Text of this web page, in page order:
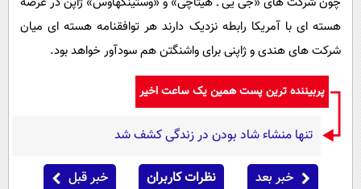
هسته ای با آمریکا رابطه نزدیک دارند هر توافقنامه هسته ای میان
شرکت های هندی و ژاپنی برای واشنگتن هم سودآور خواهد بود.
پربیننده ترین پست همین یک ساعت اخیر
تنها منشاء شاد بودن در زندگی کشف شد
خبر بعد نظرات کاربران خبر قبل